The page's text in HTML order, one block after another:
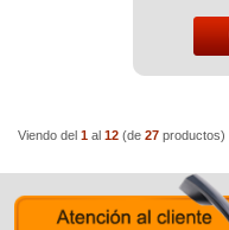
Viendo del 1 al 12 (de 27 productos)